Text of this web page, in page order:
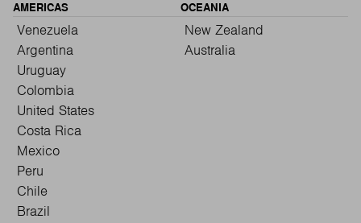
AMERICAS
Venezuela
Argentina
Uruguay
Colombia
United States
Costa Rica
Mexico
Peru
Chile
Brazil
OCEANIA
New Zealand
Australia